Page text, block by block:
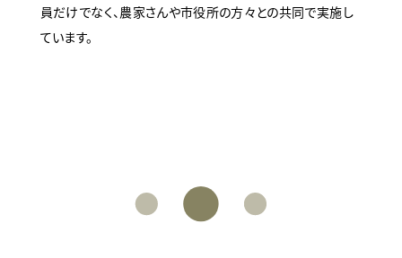
員だけでなく、農家さんや市役所の方々との共同で実施し
ています。